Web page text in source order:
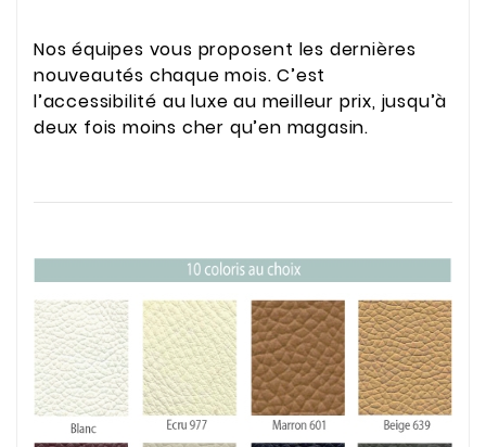
Nos équipes vous proposent les dernières
nouveautés chaque mois. C’est
l’accessibilité au luxe au meilleur prix, jusqu’à
deux fois moins cher qu’en magasin.